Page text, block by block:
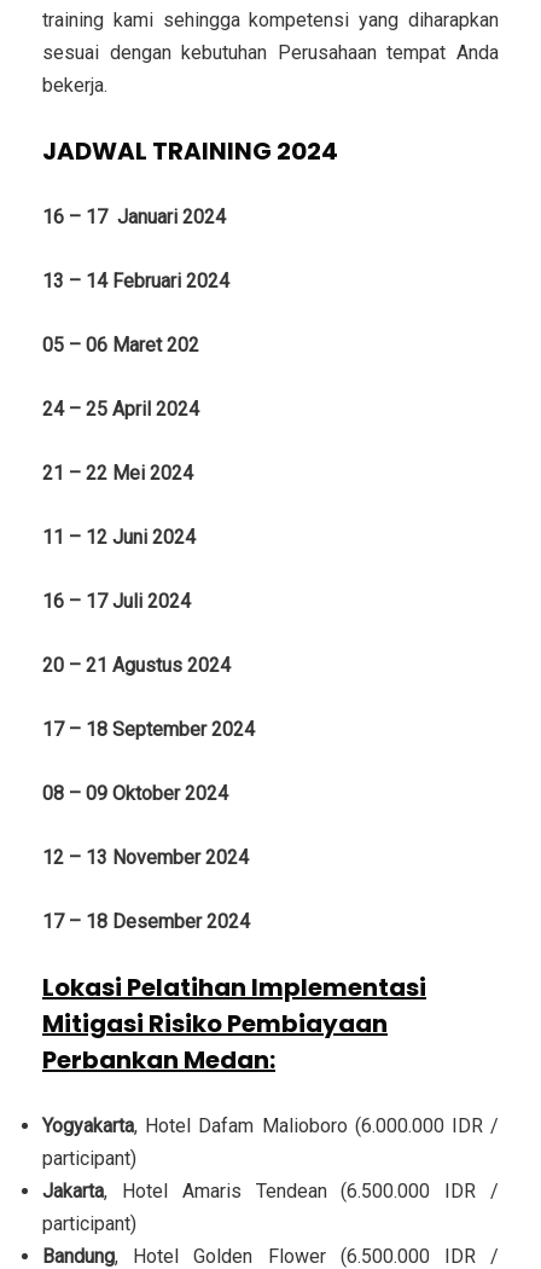
training kami sehingga kompetensi yang diharapkan
sesuai dengan kebutuhan Perusahaan tempat Anda
bekerja.
JADWAL TRAINING 2024
16 – 17 Januari 2024
13 – 14 Februari 2024
05 – 06 Maret 202
24 – 25 April 2024
21 – 22 Mei 2024
11 – 12 Juni 2024
16 – 17 Juli 2024
20 – 21 Agustus 2024
17 – 18 September 2024
08 – 09 Oktober 2024
12 – 13 November 2024
17 – 18 Desember 2024
Lokasi Pelatihan Implementasi
Mitigasi Risiko Pembiayaan
Perbankan Medan:
Yogyakarta, Hotel Dafam Malioboro (6.000.000 IDR /
participant)
Jakarta, Hotel Amaris Tendean (6.500.000 IDR /
participant)
Bandung, Hotel Golden Flower (6.500.000 IDR /